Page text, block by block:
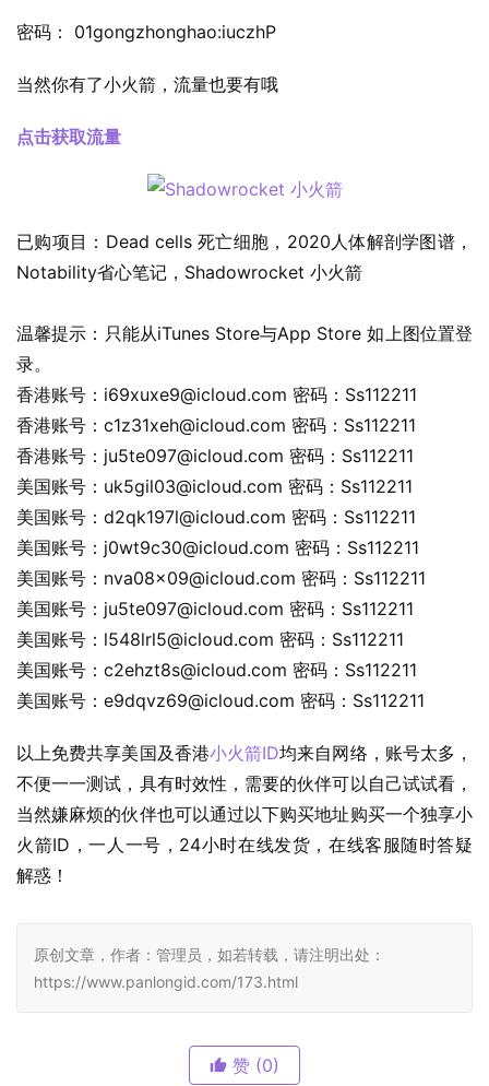
密码： 01gongzhonghao:iuczhP
当然你有了小火箭，流量也要有哦
点击获取流量
已购项目：Dead cells 死亡细胞，2020人体解剖学图谱，
Notability省心笔记，Shadowrocket 小火箭
温馨提示：只能从iTunes Store与App Store 如上图位置登
录。
香港账号： i69xuxe9@icloud.com 密码：Ss112211
香港账号： c1z31xeh@icloud.com 密码：Ss112211
香港账号： ju5te097@icloud.com 密码：Ss112211
美国账号： uk5gil03@icloud.com 密码：Ss112211
美国账号： d2qk197l@icloud.com 密码：Ss112211
美国账号： j0wt9c30@icloud.com 密码：Ss112211
美国账号： nva08x09@icloud.com 密码：Ss112211
美国账号： ju5te097@icloud.com 密码：Ss112211
美国账号： l548lrl5@icloud.com 密码：Ss112211
美国账号： c2ehzt8s@icloud.com 密码：Ss112211
美国账号： e9dqvz69@icloud.com 密码：Ss112211
以上免费共享美国及香港小火箭ID均来自网络，账号太多，
不便一一测试，具有时效性，需要的伙伴可以自己试试看，
当然嫌麻烦的伙伴也可以通过以下购买地址购买一个独享小
火箭ID，一人一号，24小时在线发货，在线客服随时答疑
解惑！
原创文章，作者：管理员，如若转载，请注明出处：
https://www.panlongid.com/173.html
赞 (0)